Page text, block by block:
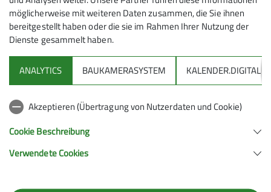
Hier gehts zur Friedrichshafener Hütte
6562 Ischgl
DAV Infos zu Bergsport allgemein
Deutscher Alpenverein (DAV) Friedrichshafen e.V.
möglicherweise mit weiteren Daten zusammen, die Sie ihnen
bereitgestellt haben oder die sie im Rahmen Ihrer Nutzung der
Dienste gesammelt haben.
ANALYTICS BAUKAMERASYSTEM KALENDER.DIGITAL
Akzeptieren (Übertragung von Nutzerdaten und Cookie)
Cookie Beschreibung
Verwendete Cookies